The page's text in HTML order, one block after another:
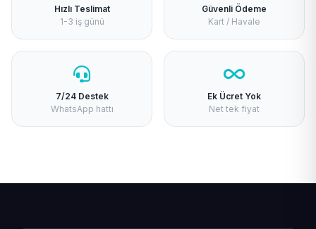
Hızlı Teslimat
1-3 iş günü
Güvenli Ödeme
Kart / Havale
7/24 Destek
WhatsApp hattı
Ek Ücret Yok
Net tek fiyat